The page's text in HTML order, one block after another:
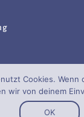
Cookies.
wir von deinem
OK